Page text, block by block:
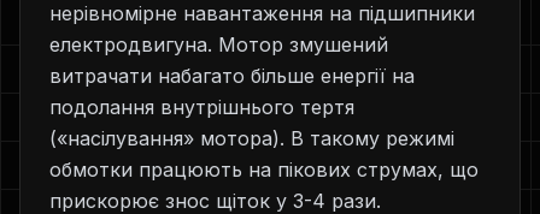
нерівномірне навантаження на підшипники
електродвигуна. Мотор змушений
витрачати набагато більше енергії на
подолання внутрішнього тертя
(«насілування» мотора). В такому режимі
обмотки працюють на пікових струмах, що
прискорює знос щіток у 3-4 рази.